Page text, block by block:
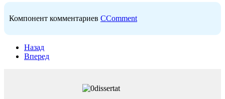
Компонент комментариев CComment
Назад
Вперед